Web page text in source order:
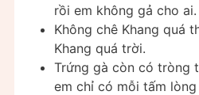
rồi em không gả cho ai.
Không chê Khang quá
Khang quá trời.
Trứng gà còn có tròng
em chỉ có mỗi tấm lòng